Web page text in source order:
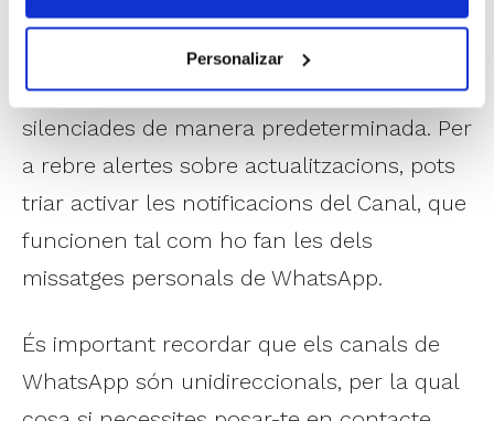
Personalizar
cosa pots triar quan vols mirar-les. A més,
pots seleccionar com vols rebre novetats
del Canal perquè les notificacions estan
silenciades de manera predeterminada. Per
a rebre alertes sobre actualitzacions, pots
triar activar les notificacions del Canal, que
funcionen tal com ho fan les dels
missatges personals de WhatsApp.
És important recordar que els canals de
WhatsApp són unidireccionals, per la qual